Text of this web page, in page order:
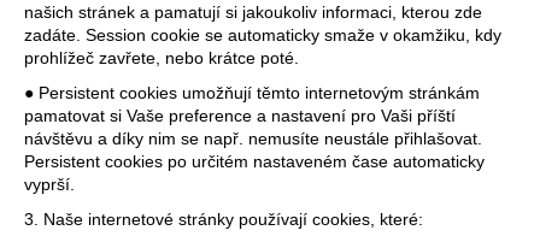
našich stránek a pamatují si jakoukoliv informaci, kterou zde
zadáte. Session cookie se automaticky smaže v okamžiku, kdy
prohlížeč zavřete, nebo krátce poté.
● Persistent cookies umožňují těmto internetovým stránkám
pamatovat si Vaše preference a nastavení pro Vaši příští
návštěvu a díky nim se např. nemusíte neustále přihlašovat.
Persistent cookies po určitém nastaveném čase automaticky
vyprší.
3. Naše internetové stránky používají cookies, které: